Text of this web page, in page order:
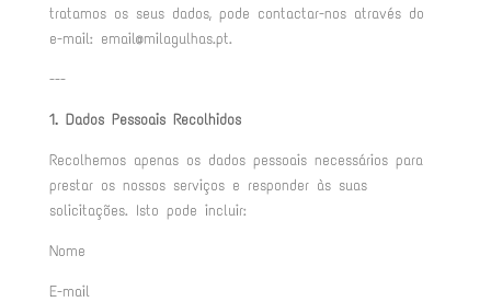
tratamos os seus dados, pode contactar-nos através do
e-mail: email@milagulhas.pt.
---
1. Dados Pessoais Recolhidos
Recolhemos apenas os dados pessoais necessários para
prestar os nossos serviços e responder às suas
solicitações. Isto pode incluir:
Nome
E-mail